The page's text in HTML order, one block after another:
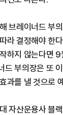
브레이너드 부
라 결정해야 한
하지 않는다면
드 부의장은 또
과를 낼 것으로
자산운용사 블